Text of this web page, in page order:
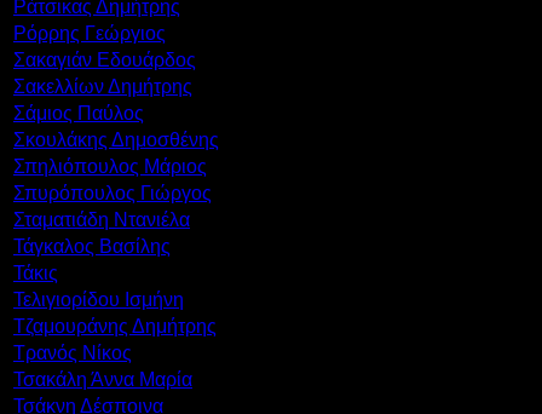
Ράτσικας Δημήτρης
Ρόρρης Γεώργιος
Σακαγιάν Εδουάρδος
Σακελλίων Δημήτρης
Σάμιος Παύλος
Σκουλάκης Δημοσθένης
Σπηλιόπουλος Μάριος
Σπυρόπουλος Γιώργος
Σταματιάδη Ντανιέλα
Τάγκαλος Βασίλης
Τάκις
Τελιγιορίδου Ισμήνη
Τζαμουράνης Δημήτρης
Τρανός Νίκος
Τσακάλη Άννα Μαρία
Τσάκνη Δέσποινα